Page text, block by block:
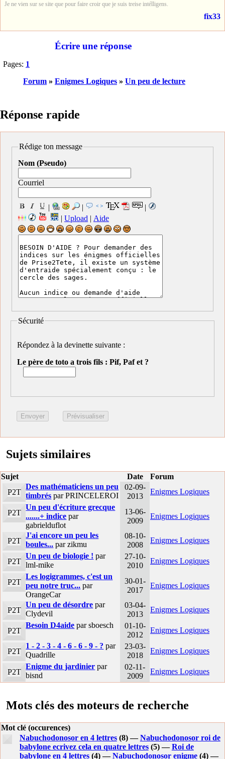
Je ne vien sur se site que pour faire croir que je suis treise intélligens.
fix33
Écrire une réponse
Pages: 1
Forum » Enigmes Logiques » Un peu de lecture
Réponse rapide
Rédige ton message
Nom (Pseudo)
Courriel
| |
|
| Upload | Aide
Sécurité
Répondez à la devinette suivante :
Le père de toto a trois fils : Pif, Paf et ?
Sujets similaires
Sujet Date
Forum
P2T
Des mathématiciens un peu
timbrés par PRINCELEROI
02-09-
2013
Enigmes Logiques
P2T
Un peu d'écriture grecque
.......+ indice par
gabrielduflot
13-06-
2009
Enigmes Logiques
P2T
J'ai encore un peu les
boules... par zikmu
08-10-
2008
Enigmes Logiques
P2T
Un peu de biologie ! par
lml-mike
27-10-
2010
Enigmes Logiques
P2T
Les logigrammes, c'est un
peu notre truc... par
OrangeCar
30-01-
2017
Enigmes Logiques
P2T
Un peu de désordre par
Clydevil
03-04-
2013
Enigmes Logiques
P2T
Besoin D4aide par sboesch
01-10-
2012
Enigmes Logiques
P2T
1 - 2 - 3 - 4 - 6 - 6 - 9 - ? par
Quadrille
23-03-
2018
Enigmes Logiques
P2T
Enigme du jardinier par
bisnd
02-11-
2009
Enigmes Logiques
Mots clés des moteurs de recherche
Mot clé (occurences)
Nabuchodonosor en 4 lettres(8) —Nabuchodonosor roi de
babylone ecrivez cela en quatre lettres(5) —Roi de
babylone en 4 lettres(4) —Nabuchodonosor enigme(4) —